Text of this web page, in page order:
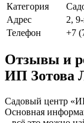
Категория
Адрес
2,
Телефон
+7
Отзывы и
ИП Зотова
Садовый центр
Основная